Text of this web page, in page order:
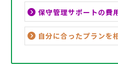
保守管理サポートの費
自分に合ったプランを